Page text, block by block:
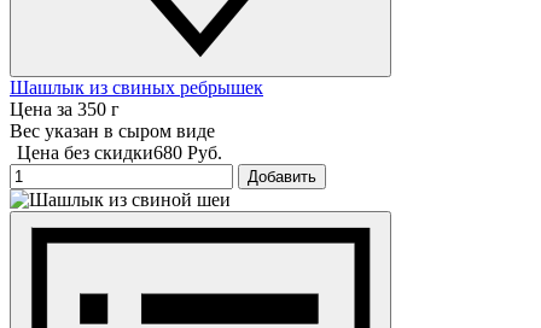
Шашлык из свиных ребрышек
Цена за 350 г
Вес указан в сыром виде
Цена без скидки680 Руб.
Добавить